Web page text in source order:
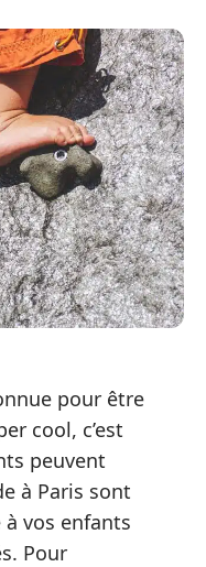
pour être
cool, c’est
peuvent
à Paris sont
vos enfants
Pour